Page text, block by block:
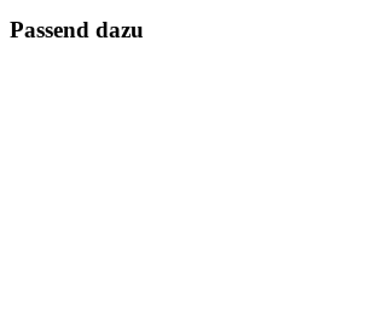
Passend dazu